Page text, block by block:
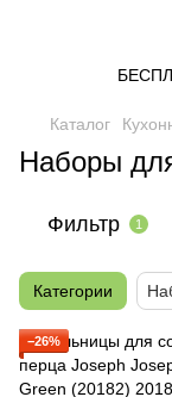
Каталог
Наборы
Фильтр 1
Категории
−26%